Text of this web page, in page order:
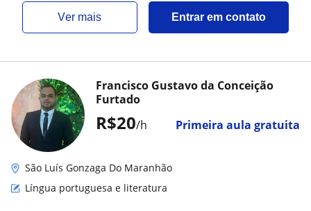
ver mais Entrar em contato
R$20/h Primeira aula gratuita
Francisco Gustavo da Conceição
Furtado
São Luís Gonzaga Do Maranhão
Língua portuguesa e literatura